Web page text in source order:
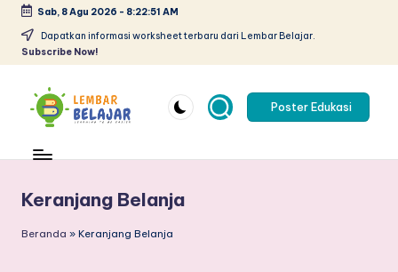
Skip
Sab, 8 Agu 2026 - 8:22:51 AM
Dapatkan informasi worksheet terbaru dari Lembar Belajar.
Subscribe Now!
m
b
kerja
paud
-
Poster Edukasi
Keranjang Belanja
Beranda » Keranjang Belanja